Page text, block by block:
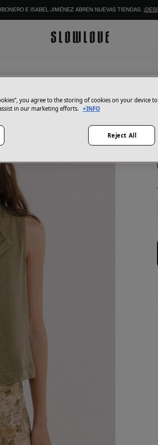
E ISABEL JIMÉNEZ ABREN NUEVAS TIENDAS.
you agree to the storing of cookies on your device
in our marketing efforts. +INFO
Reject All